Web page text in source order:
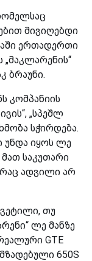
მივიღებდი
ერთადერთი
„მაკლარენის“
ბრაუნი.
კომპანიის
„სპეშლ
სჭირდება.
უნდა იყოს ლე
საკუთარი
რაც ადვილი არ
თუ
ლე მანზე
GTE
650S